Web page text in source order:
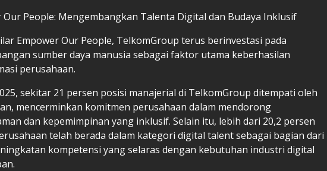
Our People: Mengembangkan Talenta Digital dan Budaya Inklusif
Empower Our People, TelkomGroup terus berinvestasi pada
sumber daya manusia sebagai faktor utama keberhasilan
perusahaan.
sekitar 21 persen posisi manajerial di TelkomGroup ditempati oleh
mencerminkan komitmen perusahaan dalam mendorong
dan kepemimpinan yang inklusif. Selain itu, lebih dari 20,2 persen
telah berada dalam kategori digital talent sebagai bagian dari
kompetensi yang selaras dengan kebutuhan industri digital